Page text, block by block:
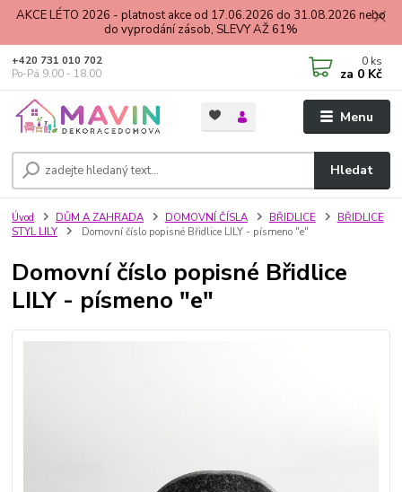
AKCE LÉTO 2026 - platnost akce od 17.06.2026 do 31.08.2026 nebo
do vyprodání zásob, SLEVY AŽ 61%
Menu
Hledat
+420 731 010 702
Po-Pá 9.00 - 18.00
0 ks
za 0 Kč
Úvod DŮM A ZAHRADA DOMOVNÍ ČÍSLA BŘIDLICE
BŘIDLICE
STYL LILY
Domovní číslo popisné Břidlice LILY - písmeno "e"
Domovní číslo popisné Břidlice
LILY - písmeno "e"